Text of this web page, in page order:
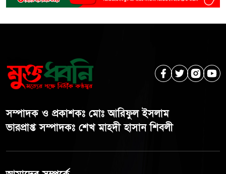
সম্পাদক ও প্রকাশকঃ মোঃ আরিফুল ইসলাম
ভারপ্রাপ্ত সম্পাদকঃ শেখ মাহদী হাসান শিবলী